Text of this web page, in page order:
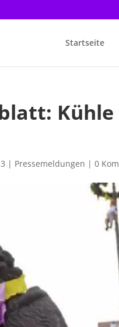
Startseite
| Pressemeldungen |0